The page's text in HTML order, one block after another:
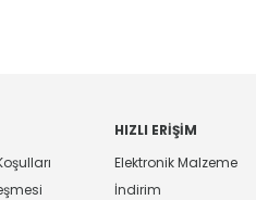
HIZLI ERIŞIM
Elektronik Malzeme
İndirim